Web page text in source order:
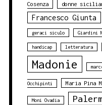
Cosenza donne
Francesco Giunta
geraci siculo Giardini
handicap letteratura
Madonie
Occhipinti Maria Pina
Moni Ovadia